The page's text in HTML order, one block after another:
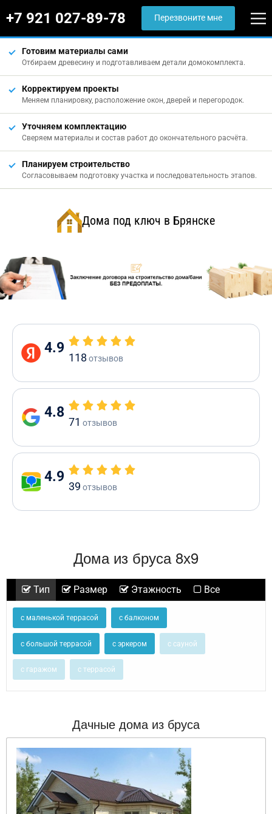
+7 921 027-89-78 Перезвоните мне
Готовим материалы сами
Отбираем древесину и подготавливаем детали домокомплекта.
Корректируем проекты
Меняем планировку, расположение окон, дверей и перегородок.
Уточняем комплектацию
Сверяем материалы и состав работ до окончательного расчёта.
Планируем строительство
Согласовываем подготовку участка и последовательность этапов.
Дома под ключ в Брянске
4.9
118 отзывов
4.8
71 отзывов
4.9
39 отзывов
Дома из бруса 8х9
Тип Размер Этажность Все
с маленькой террасой с балконом
с большой террасой с эркером с сауной
с гаражом с террасой
Дачные дома из бруса